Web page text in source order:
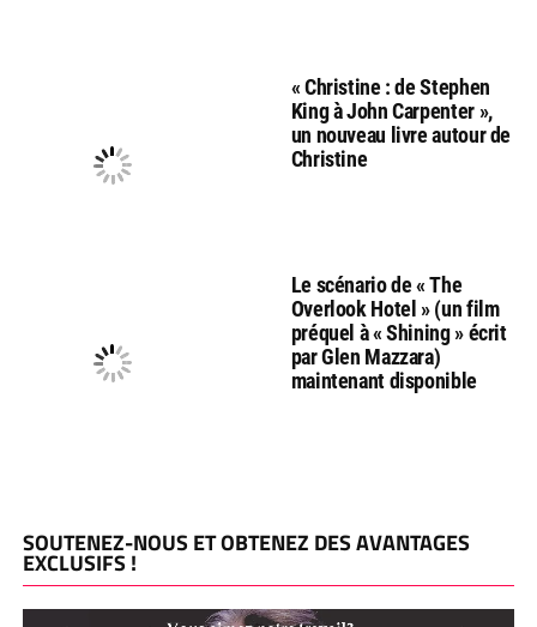
« Christine : de Stephen
King à John Carpenter »,
un nouveau livre autour de
Christine
Le scénario de « The
Overlook Hotel » (un film
préquel à « Shining » écrit
par Glen Mazzara)
maintenant disponible
SOUTENEZ-NOUS ET OBTENEZ DES AVANTAGES
EXCLUSIFS !